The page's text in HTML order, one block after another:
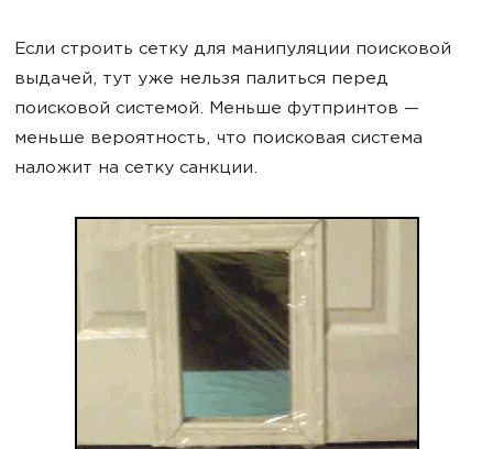
Если строить сетку для манипуляции поисковой
выдачей, тут уже нельзя палиться перед
поисковой системой. Меньше футпринтов —
меньше вероятность, что поисковая система
наложит на сетку санкции.